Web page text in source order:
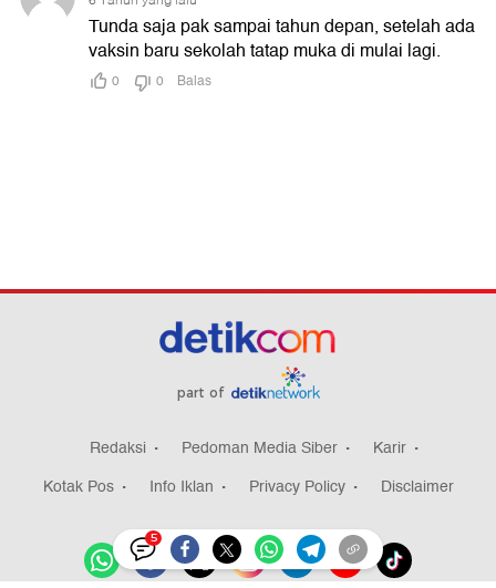
5
part of
Redaksi Pedoman Media Siber
Karir
Kotak Pos
Info Iklan Privacy Policy Disclaimer